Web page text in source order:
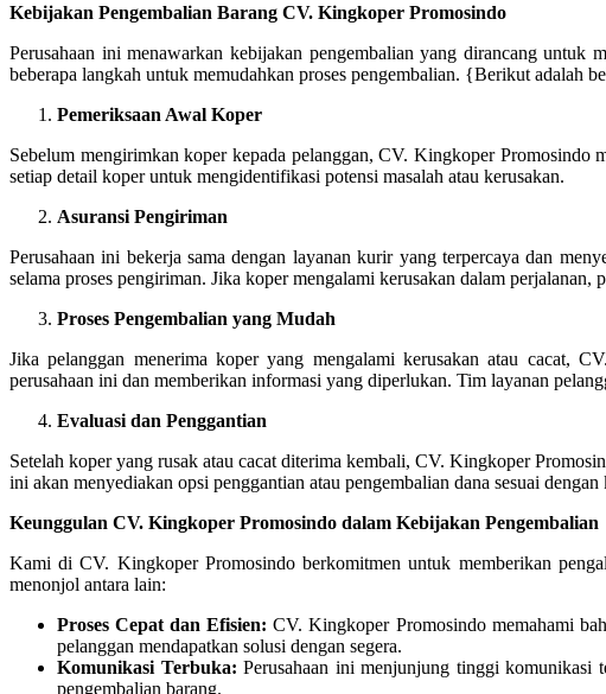
Kebijakan Pengembalian Barang CV. Kingkoper Promosindo
Perusahaan ini menawarkan kebijakan pengembalian yang dirancang untuk
beberapa langkah untuk memudahkan proses pengembalian. {Berikut adalah
Pemeriksaan Awal Koper
Sebelum mengirimkan koper kepada pelanggan, CV. Kingkoper
setiap detail koper untuk mengidentifikasi potensi masalah atau kerusakan.
Asuransi Pengiriman
Perusahaan ini bekerja sama dengan layanan kurir yang terpercaya dan
selama proses pengiriman. Jika koper mengalami kerusakan dalam
Proses Pengembalian yang Mudah
Jika pelanggan menerima koper yang mengalami kerusakan atau cacat,
perusahaan ini dan memberikan informasi yang diperlukan. Tim layanan
Evaluasi dan Penggantian
Setelah koper yang rusak atau cacat diterima kembali, CV. Kingkoper
ini akan menyediakan opsi penggantian atau pengembalian dana sesuai
Keunggulan CV. Kingkoper Promosindo dalam Kebijakan Pengembalian
Kami di CV. Kingkoper Promosindo berkomitmen untuk memberikan
menonjol antara lain:
Proses Cepat dan Efisien:CV. Kingkoper Promosindo memahami
pelanggan mendapatkan solusi dengan segera.
Komunikasi Terbuka: Perusahaan ini menjunjung tinggi komunikasi
pengembalian barang.